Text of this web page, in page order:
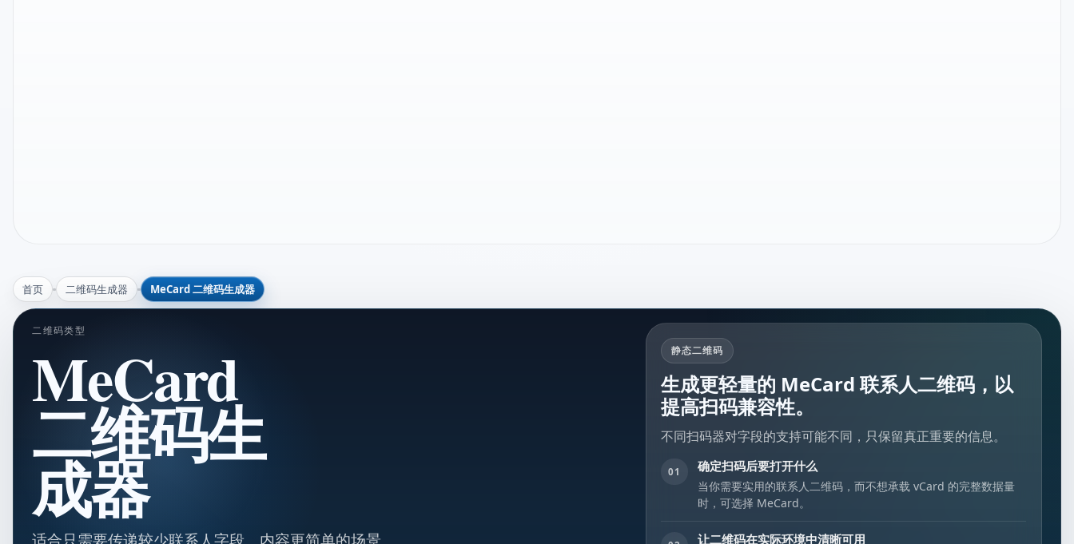
首页 二维码生成器 MeCard 二维码生成器
二维码类型
MeCard
二维码生
成器
适合只需要传递较少联系人字段、内容更简单的场景。
静态二维码
生成更轻量的 MeCard 联系人二维码，以
提高扫码兼容性。
不同扫码器对字段的支持可能不同，只保留真正重要的信息。
01 确定扫码后要打开什么
当你需要实用的联系人二维码，而不想承载 vCard 的完整数据量
时，可选择 MeCard。
让二维码在实际环境中清晰可用